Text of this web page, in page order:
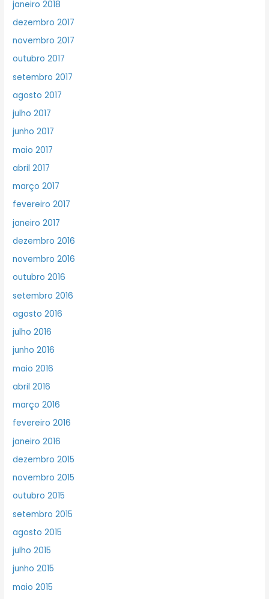
janeiro 2018
dezembro 2017
novembro 2017
outubro 2017
setembro 2017
agosto 2017
julho 2017
junho 2017
maio 2017
abril 2017
março 2017
fevereiro 2017
janeiro 2017
dezembro 2016
novembro 2016
outubro 2016
setembro 2016
agosto 2016
julho 2016
junho 2016
maio 2016
abril 2016
março 2016
fevereiro 2016
janeiro 2016
dezembro 2015
novembro 2015
outubro 2015
setembro 2015
agosto 2015
julho 2015
junho 2015
maio 2015